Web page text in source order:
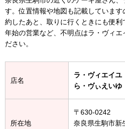
す。位置情報や地図も記載していま
約したあと、取りに行くときにも便
年始の営業など、不明点はラ・ヴィエ
ださい。
店名
ラ・ヴィエイユ
ら・ヴぃえいゆ
所在地
〒630-0242
奈良県生駒市新